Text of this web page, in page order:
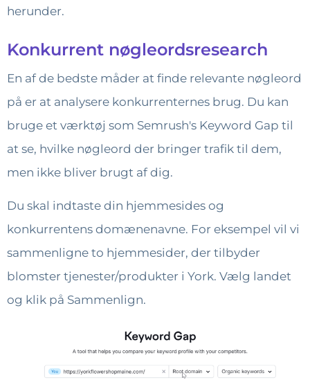
herunder.
Konkurrent nøgleordsresearch
En af de bedste måder at finde relevante nøgleord
på er at analysere konkurrenternes brug. Du kan
bruge et værktøj som Semrush's Keyword Gap til
at se, hvilke nøgleord der bringer trafik til dem,
men ikke bliver brugt af dig.
Du skal indtaste din hjemmesides og
konkurrentens domænenavne. For eksempel vil vi
sammenligne to hjemmesider, der tilbyder
blomster tjenester/produkter i York. Vælg landet
og klik på Sammenlign.